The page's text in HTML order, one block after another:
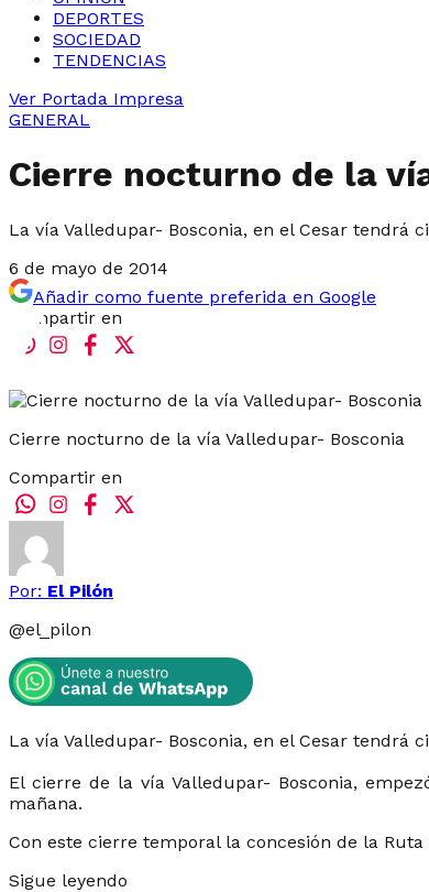
DEPORTES
SOCIEDAD
TENDENCIAS
Ver Portada Impresa
GENERAL
Cierre nocturno de la
La vía Valledupar- Bosconia, en el Cesar
6 de mayo de 2014
Añadir como fuente preferida en Google
Compartir en
Cierre nocturno de la vía Valledupar- Bosconia
Compartir en
Por: El Pilón
@el_pilon
La vía Valledupar- Bosconia, en el Cesar
El cierre de la vía Valledupar- Bosconia,
mañana.
Con este cierre temporal la concesión de la
Sigue leyendo